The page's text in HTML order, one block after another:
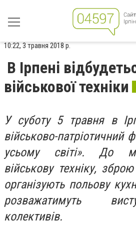
10:22, 3 травня 2018 р.
В Ірпені
військової техніки
У суботу 5 травня в
військово-патріотичний
усьому світі». До
військову техніку,
організують польову
розважатимуть
колективів.